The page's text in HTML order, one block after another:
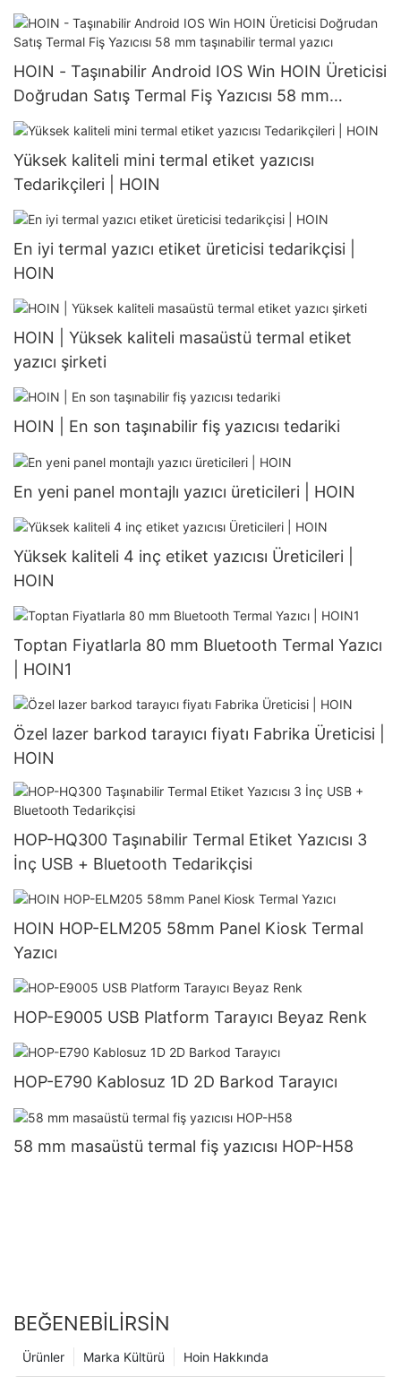
HOIN - Taşınabilir Android IOS Win HOIN Üreticisi
Doğrudan Satış Termal Fiş Yazıcısı 58 mm
taşınabilir termal yazıcı
Yüksek kaliteli mini termal etiket yazıcısı
Tedarikçileri | HOIN
En iyi termal yazıcı etiket üreticisi tedarikçisi |
HOIN
HOIN | Yüksek kaliteli masaüstü termal etiket
yazıcı şirketi
HOIN | En son taşınabilir fiş yazıcısı tedariki
En yeni panel montajlı yazıcı üreticileri | HOIN
Yüksek kaliteli 4 inç etiket yazıcısı Üreticileri |
HOIN
Toptan Fiyatlarla 80 mm Bluetooth Termal Yazıcı
| HOIN1
Özel lazer barkod tarayıcı fiyatı Fabrika Üreticisi |
HOIN
HOP-HQ300 Taşınabilir Termal Etiket Yazıcısı 3
İnç USB + Bluetooth Tedarikçisi
HOIN HOP-ELM205 58mm Panel Kiosk Termal
Yazıcı
HOP-E9005 USB Platform Tarayıcı Beyaz Renk
HOP-E790 Kablosuz 1D 2D Barkod Tarayıcı
58 mm masaüstü termal fiş yazıcısı HOP-H58
BEĞENEBILIRSIN
Hoin Hakkında
Marka Kültürü
Ürünler